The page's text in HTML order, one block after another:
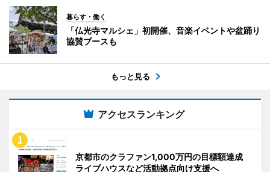
暮らす・働く
「仏光寺マルシェ」初開催、音楽イベントや盆踊り
協賛ブースも
もっと見る
アクセスランキング
京都市のクラファン1,000万円の目標額達成
ライブハウスなど活動拠点向け支援へ